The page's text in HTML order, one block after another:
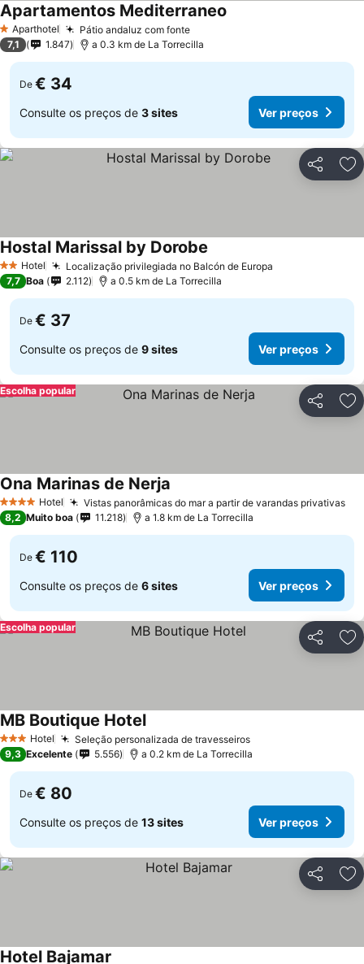
1 Estrelas
Aparthotel Pátio andaluz com fonte
Apartamentos Mediterraneo
7,1 1.847 a 0.3 km de La Torrecilla
De € 34
Consulte os preços de 3 sites Ver preços
Partilhar
2 Estrelas
Hotel Localização privilegiada no Balcón de Europa
Hostal Marissal by Dorobe
7,7 Boa 2.112 a 0.5 km de La Torrecilla
De € 37
Consulte os preços de 9 sites Ver preços
Partilhar
Escolha popular
4 EstrelasHotel Vistas panorâmicas do mar a partir de varandas privativas
Ona Marinas de Nerja
8,2 Muito boa 11.218 a 1.8 km de La Torrecilla
De € 110
Consulte os preços de 6 sites Ver preços
Partilhar
Escolha popular
3 EstrelasHotel Seleção personalizada de travesseiros
MB Boutique Hotel
9,3 Excelente 5.556 a 0.2 km de La Torrecilla
De € 80
Consulte os preços de 13 sites Ver preços
Partilhar
Hotel Bajamar